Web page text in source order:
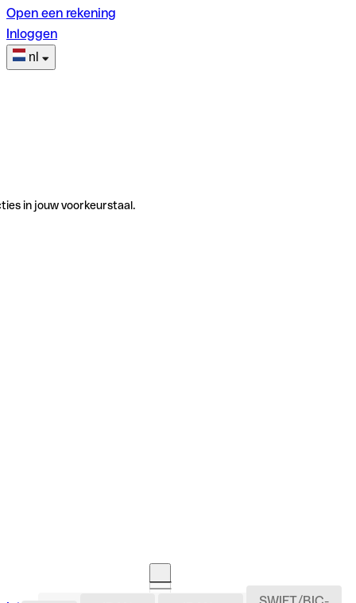
Open een rekening
Inloggen
nl
in jouw voorkeurstaal.